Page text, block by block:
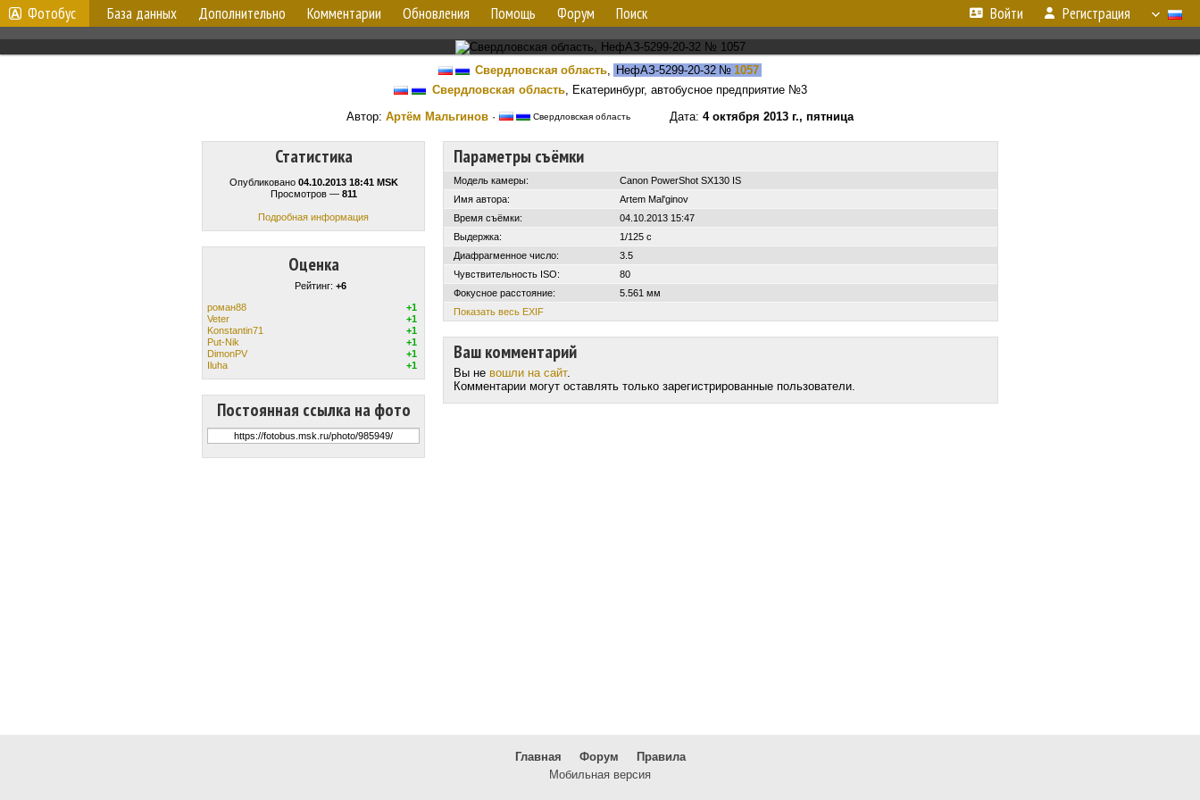
Фотобус База данных Дополнительно Комментарии Обновления Помощь Форум Поиск Войти Регистрация
Свердловская область, НефАЗ-5299-20-32 № 1057
Свердловская область, Екатеринбург, автобусное предприятие №3
Автор: Артём Мальгинов · Свердловская область Дата: 4 октября 2013 г., пятница
Статистика
Опубликовано 04.10.2013 18:41 MSK
Просмотров — 811
Подробная информация
Оценка
Рейтинг: +6
роман88
+1
Veter
+1
Konstantin71
+1
Put-Nik
+1
DimonPV
+1
Iluha
+1
Постоянная ссылка на фото
Параметры съёмки
Модель камеры:
Canon PowerShot SX130 IS
Имя автора:
Artem Mal'ginov
Время съёмки:
04.10.2013 15:47
Выдержка:
1/125 с
Диафрагменное число:
3.5
Чувствительность ISO:
80
Фокусное расстояние:
5.561 мм
Показать весь EXIF
Ваш комментарий
Вы не вошли на сайт.
Комментарии могут оставлять только зарегистрированные пользователи.
Главная Форум
Правила
Мобильная версия